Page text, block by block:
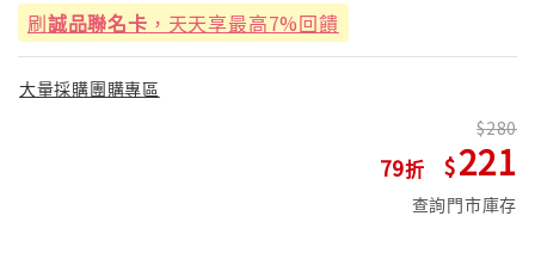
刷誠品聯名卡 ，天天享最高7%回饋
大量採購團購專區
79
280
221
查詢門市庫存